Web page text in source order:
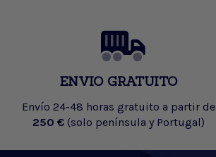
ENVIO GRATUITO
Envío 24-48 horas gratuito a partir de
250 € (solo península y Portugal)